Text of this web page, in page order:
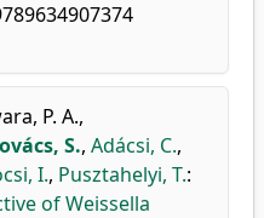
P. A.,
S., Adácsi, C.,
I., Pusztahelyi, T.:
of Weissella